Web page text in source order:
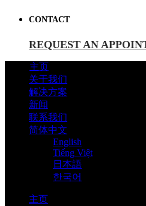
CONTACT
REQUEST AN
主页
关于我们
解决方案
新闻
联系我们
简体中文
English
Tiếng Việt
日本語
한국어
主页